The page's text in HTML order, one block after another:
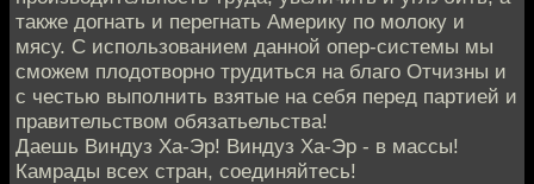
также догнать и перегнать Америку по молоку и
мясу. С использованием данной опер-системы мы
сможем плодотворно трудиться на благо Отчизны и
с честью выполнить взятые на себя перед партией и
правительством обязатьельства!
Даешь Виндуз Ха-Эр! Виндуз Ха-Эр - в массы!
Камрады всех стран, соединяйтесь!